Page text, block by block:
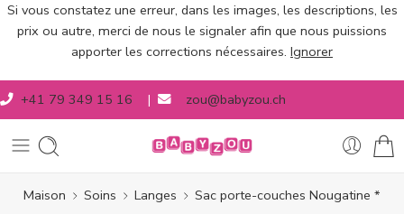
Si vous constatez une erreur, dans les images, les descriptions, les
prix ou autre, merci de nous le signaler afin que nous puissions
apporter les corrections nécessaires. Ignorer
+41 79 349 15 16 | zou@babyzou.ch
Maison Soins Langes Sac porte-couches Nougatine *